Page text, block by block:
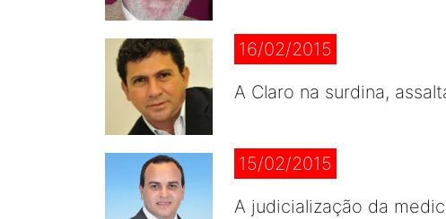
16/02/2015
A Claro na surdina,
15/02/2015
A judicialização da